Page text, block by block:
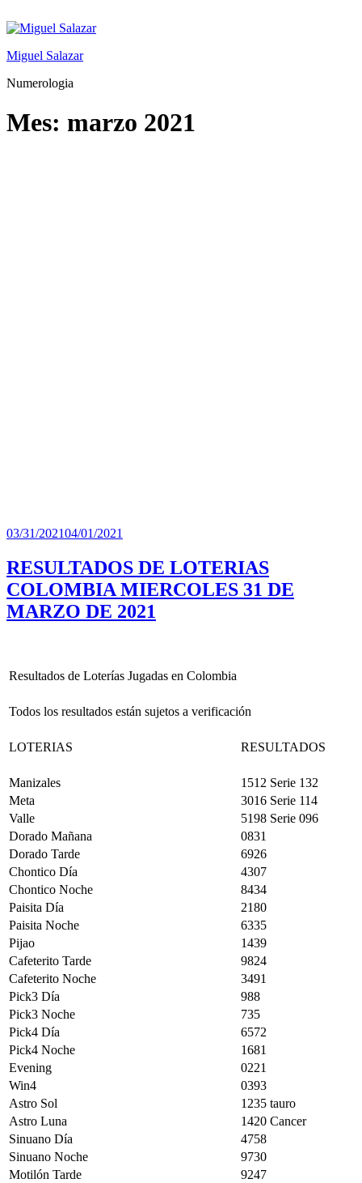
al
Miguel Salazar
Numerologia
Mes: marzo 2021
Publicado
03/31/202104/01/2021
RESULTADOS DE LOTERIAS
COLOMBIA MIERCOLES 31 DE
MARZO DE 2021
Resultados de Loterías Jugadas en Colombia
Todos los resultados están sujetos a verificación
LOTERIAS RESULTADOS
Manizales
1512 Serie 132
Meta
3016 Serie 114
Valle
5198 Serie 096
Dorado Mañana
0831
Dorado Tarde
6926
Chontico Día
4307
Chontico Noche
8434
Paisita Día
2180
Paisita Noche
6335
Pijao
1439
Cafeterito Tarde
9824
Cafeterito Noche
3491
Pick3 Día
988
Pick3 Noche
735
Pick4 Día
6572
Pick4 Noche
1681
Evening
0221
Win4
0393
Astro Sol
1235 tauro
Astro Luna
1420 Cancer
Sinuano Día
4758
Sinuano Noche
9730
Motilón Tarde
9247